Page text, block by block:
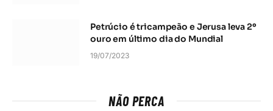
Petrúcio é tricampeão e Jerusa leva 2º
ouro em último dia do Mundial
19/07/2023
NÃO PERCA